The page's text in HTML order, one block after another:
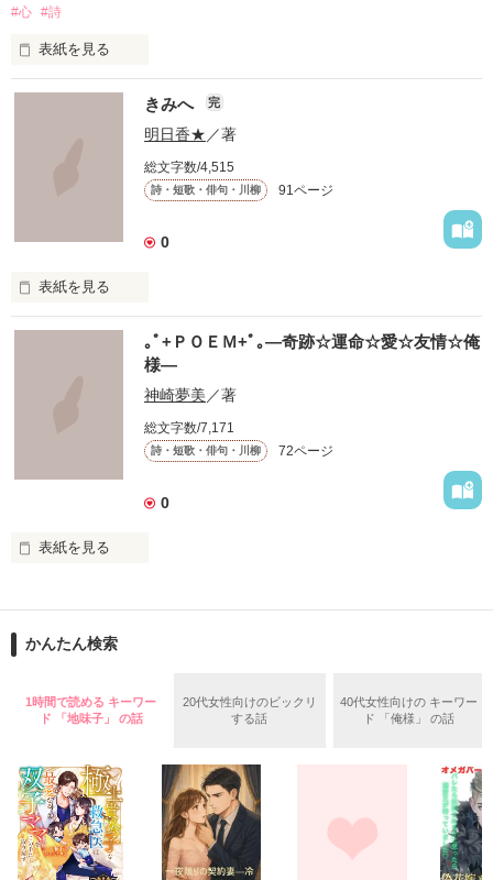
#心 #詩
表紙を見る
僕の心を詩っぽく書いています
作品を読む
きみへ 完
明日香★ ／著
総文字数/4,515
詩・短歌・俳句・川柳 91ページ
0
表紙を見る
このせかいにいる
たくさんのきみへ
たくさんの気持ちと思い出を､､､
がいします。
｡ﾟ+ＰＯＥＭ+ﾟ｡―奇跡☆運命☆愛☆友情☆俺
様―
神崎夢美 ／著
総文字数/7,171
詩・短歌・俳句・川柳 72ページ
0
表紙を見る
画像や有名なマンガの
セリフなどもあるので
読みながら
当ててみて下さい☆
かんたん検索
1時間で読める キーワー
ド 「地味子」 の話
20代女性向けのビックリ
する話
40代女性向けの キーワー
ド 「俺様」 の話